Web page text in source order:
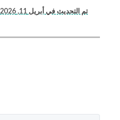
تم التحديث في أبريل 11, 2026